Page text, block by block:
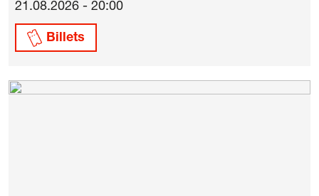
21.08.2026 - 20:00
Billets